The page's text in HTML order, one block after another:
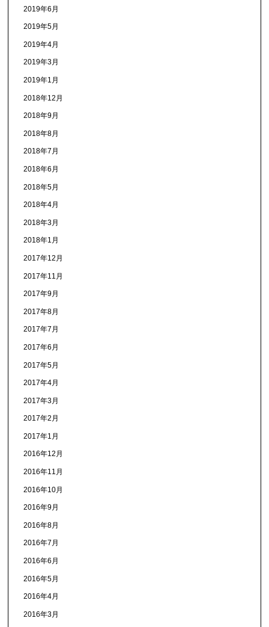
2019年6月
2019年5月
2019年4月
2019年3月
2019年1月
2018年12月
2018年9月
2018年8月
2018年7月
2018年6月
2018年5月
2018年4月
2018年3月
2018年1月
2017年12月
2017年11月
2017年9月
2017年8月
2017年7月
2017年6月
2017年5月
2017年4月
2017年3月
2017年2月
2017年1月
2016年12月
2016年11月
2016年10月
2016年9月
2016年8月
2016年7月
2016年6月
2016年5月
2016年4月
2016年3月